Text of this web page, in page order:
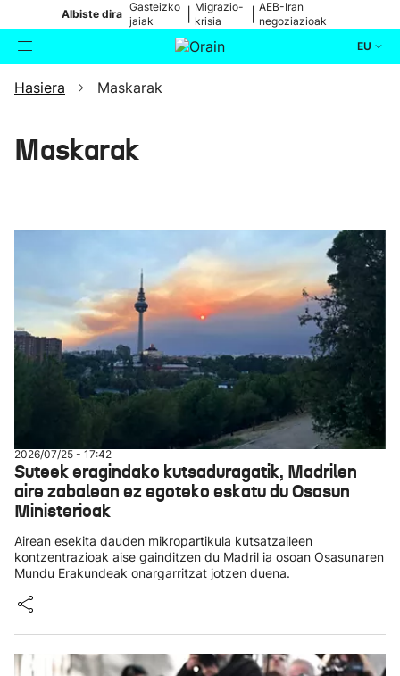
Albiste dira
Gasteizko
jaiak
Migrazio-
krisia
AEB-Iran
negoziazioak
EU
Bilatzailea
Eguraldia
Hasiera Maskarak
Maskarak
2026/07/25 - 17:42
Suteek eragindako kutsaduragatik, Madrilen
aire zabalean ez egoteko eskatu du Osasun
Ministerioak
Airean esekita dauden mikropartikula kutsatzaileen
kontzentrazioak aise gainditzen du Madril ia osoan Osasunaren
Mundu Erakundeak onargarritzat jotzen duena.